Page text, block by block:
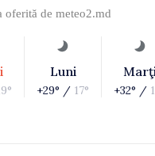
oferită de meteo2.md
Luni
+29° / 17°
Marţi
+32° /